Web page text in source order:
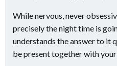
While nervous, never
precisely the night time is
understands the answer to it
be present together with